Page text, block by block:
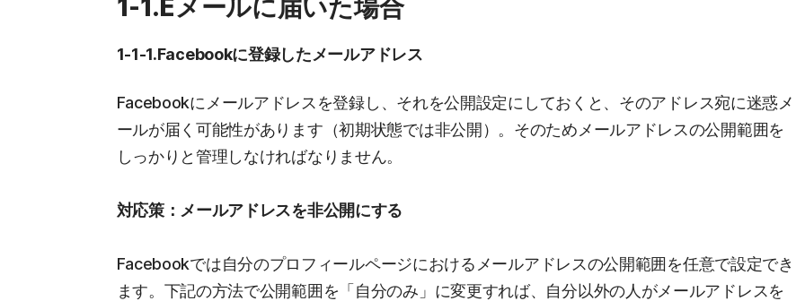
1-1.Eメールに届いた場合
1-1-1.Facebookに登録したメールアドレス
Facebookにメールアドレスを登録し、それを公開設定にしておくと、そのアドレス宛に迷惑メ
ールが届く可能性があります（初期状態では非公開）。そのためメールアドレスの公開範囲を
しっかりと管理しなければなりません。
対応策：メールアドレスを非公開にする
Facebookでは自分のプロフィールページにおけるメールアドレスの公開範囲を任意で設定でき
ます。下記の方法で公開範囲を「自分のみ」に変更すれば、自分以外の人がメールアドレスを